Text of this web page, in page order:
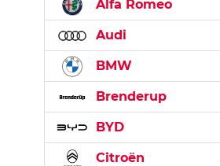
Alfa Romeo
Audi
BMW
Brenderup
BYD
Citroën